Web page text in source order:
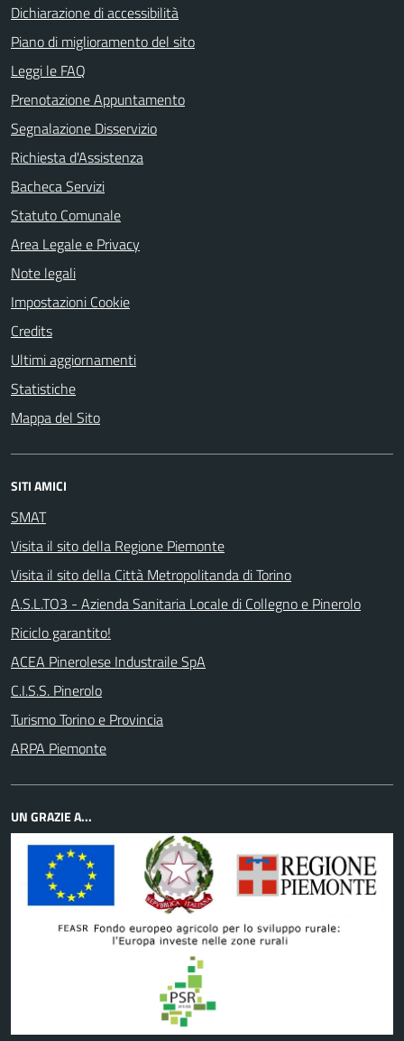
Dichiarazione di accessibilità
Piano di miglioramento del sito
Leggi le FAQ
Prenotazione Appuntamento
Segnalazione Disservizio
Richiesta d'Assistenza
Bacheca Servizi
Statuto Comunale
Area Legale e Privacy
Note legali
Impostazioni Cookie
Credits
Ultimi aggiornamenti
Statistiche
Mappa del Sito
SITI AMICI
SMAT
Visita il sito della Regione Piemonte
Visita il sito della Città Metropolitanda di Torino
A.S.L.TO3 - Azienda Sanitaria Locale di Collegno e Pinerolo
Riciclo garantito!
ACEA Pinerolese Industraile SpA
C.I.S.S. Pinerolo
Turismo Torino e Provincia
ARPA Piemonte
UN GRAZIE A...